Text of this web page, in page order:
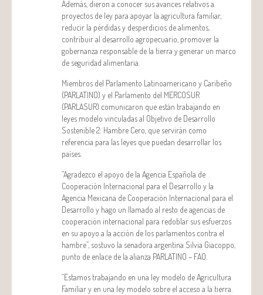
Además, dieron a conocer sus avances relativos a
proyectos de ley para apoyar la agricultura familiar,
reducir la pérdidas y desperdicios de alimentos,
contribuir al desarrollo agropecuario, promover la
gobernanza responsable de la tierra y generar un marco
de seguridad alimentaria.
Miembros del Parlamento Latinoamericano y Caribeño
(PARLATINO) y el Parlamento del MERCOSUR
(PARLASUR) comunicaron que están trabajando en
leyes modelo vinculadas al Objetivo de Desarrollo
Sostenible 2: Hambre Cero, que servirán como
referencia para las leyes que puedan desarrollar los
países.
“Agradezco el apoyo de la Agencia Española de
Cooperación Internacional para el Desarrollo y la
Agencia Mexicana de Cooperación Internacional para el
Desarrollo y hago un llamado al resto de agencias de
cooperación internacional para redoblar sus esfuerzos
en su apoyo a la acción de los parlamentos contra el
hambre”, sostuvo la senadora argentina Silvia Giacoppo,
punto de enlace de la alianza PARLATINO – FAO.
“Estamos trabajando en una ley modelo de Agricultura
Familiar y en una ley modelo sobre el acceso a la tierra.